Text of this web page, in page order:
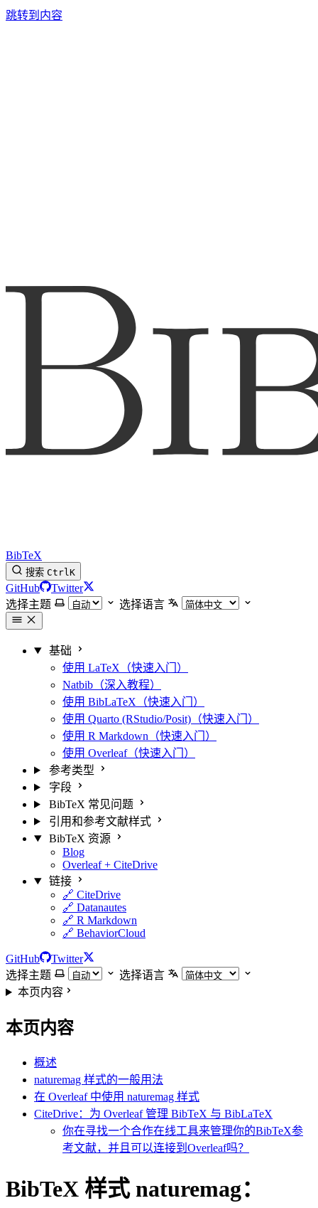
跳转到内容
BibTeX
搜索 CtrlK
GitHub
Twitter
选择主题
选择语言
基础
使用 LaTeX（快速入门）
Natbib（深入教程）
使用 BibLaTeX（快速入门）
使用 Quarto (RStudio/Posit)（快速入门）
使用 R Markdown（快速入门）
使用 Overleaf（快速入门）
参考类型
字段
BibTeX 常见问题
引用和参考文献样式
BibTeX 资源
Blog
Overleaf + CiteDrive
链接
🔗 CiteDrive
🔗 Datanautes
🔗 R Markdown
🔗 BehaviorCloud
GitHub
Twitter
选择主题
选择语言
本页内容
本页内容
概述
naturemag 样式的一般用法
在 Overleaf 中使用 naturemag 样式
CiteDrive：为 Overleaf 管理 BibTeX 与 BibLaTeX
你在寻找一个合作在线工具来管理你的BibTeX参
考文献，并且可以连接到Overleaf吗？
BibTeX 样式 naturemag：